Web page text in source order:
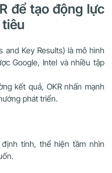
để tạo động lực
tiêu
and Key Results) là mô hình
Google, Intel và nhiều tập
kết quả, OKR nhấn mạnh
phát triển.
tính, thể hiện tầm nhìn